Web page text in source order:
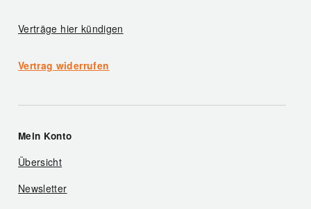
Verträge hier kündigen
Vertrag widerrufen
Mein Konto
Übersicht
Newsletter